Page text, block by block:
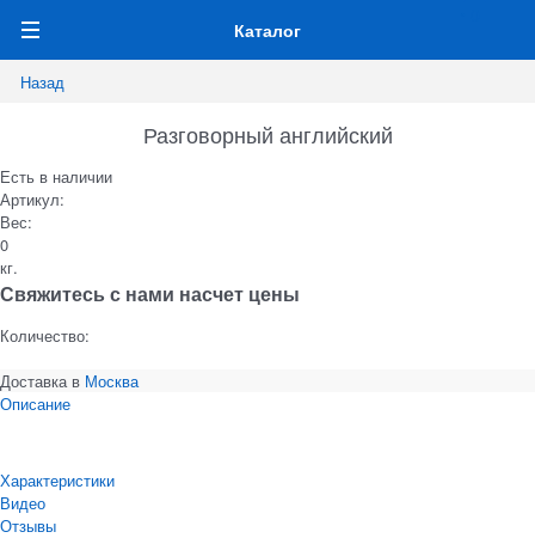
Каталог
Назад
Разговорный английский
Есть в наличии
Артикул:
Вес:
0
кг.
Свяжитесь с нами насчет цены
Количество:
Доставка в Москва
Описание
Характеристики
Видео
Отзывы